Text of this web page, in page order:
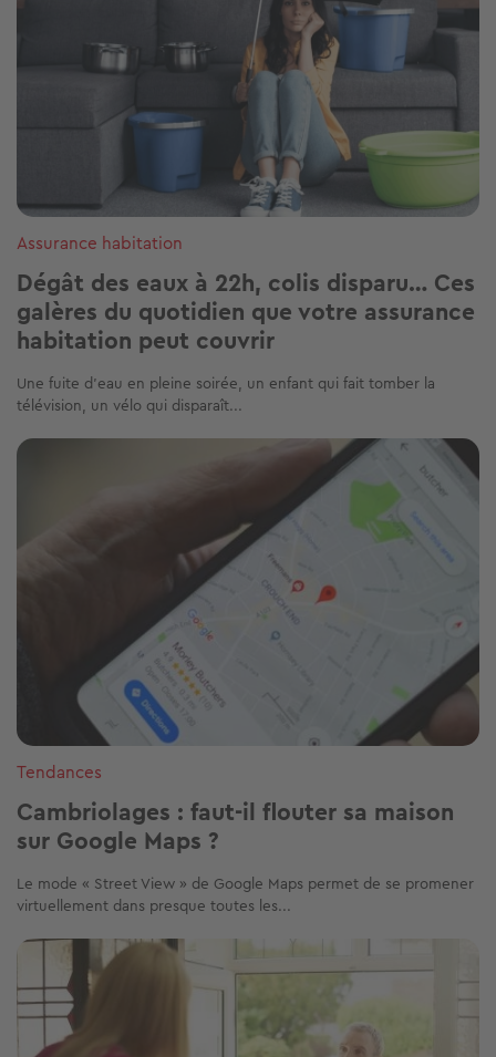
Assurance habitation
Dégât des eaux à 22h, colis disparu… Ces
galères du quotidien que votre assurance
habitation peut couvrir
Une fuite d’eau en pleine soirée, un enfant qui fait tomber la
télévision, un vélo qui disparaît...
Image
Tendances
Cambriolages : faut-il flouter sa maison
sur Google Maps ?
Le mode « Street View » de Google Maps permet de se promener
virtuellement dans presque toutes les...
Image